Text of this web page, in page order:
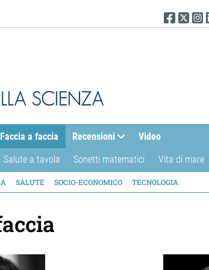
Seguici
Faccia a faccia Recensioni Video
Salute a tavola Sonetti matematici Vita di mare
SALUTE SOCIO-ECONOMICO TECNOLOGIA